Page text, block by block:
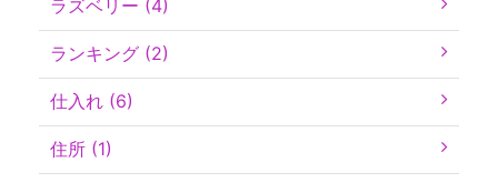
ラズベリー (4)
ランキング (2)
仕入れ (6)
住所 (1)